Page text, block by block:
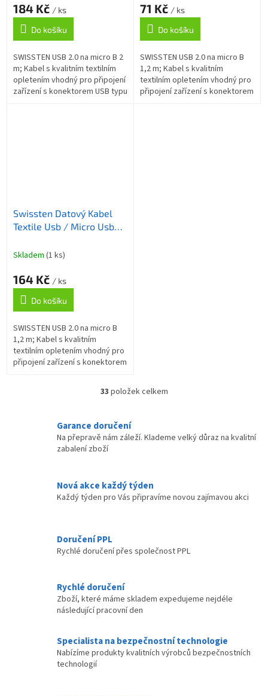
184 Kč / ks
Do košíku
SWISSTEN USB 2.0 na micro B 2
m; Kabel s kvalitním textilním
opletením vhodný pro připojení
zařízení s konektorem USB typu
71 Kč / ks
Do košíku
SWISSTEN USB 2.0 na micro B
1,2 m; Kabel s kvalitním
textilním opletením vhodný pro
připojení zařízení s konektorem
Swissten Datový Kabel
Textile Usb / Micro Usb
Skladem (1 ks)
164 Kč / ks
Do košíku
SWISSTEN USB 2.0 na micro B
1,2 m; Kabel s kvalitním
textilním opletením vhodný pro
připojení zařízení s konektorem
Podporuje nabíjení proudem až
O
á
d
p
r
ý
u
33 položek celkem
Garance doručení
Na přepravě nám záleží. Klademe velký důraz na kvalitní
zabalení zboží
Nová akce každý týden
Každý týden pro Vás připravíme novou zajímavou akci
Doručení PPL
Rychlé doručení přes společnost PPL
Rychlé doručení
Zboží, které máme skladem expedujeme nejdéle
následující pracovní den
Specialista na bezpečnostní technologie
Nabízíme produkty kvalitních výrobců bezpečnostních
technologií